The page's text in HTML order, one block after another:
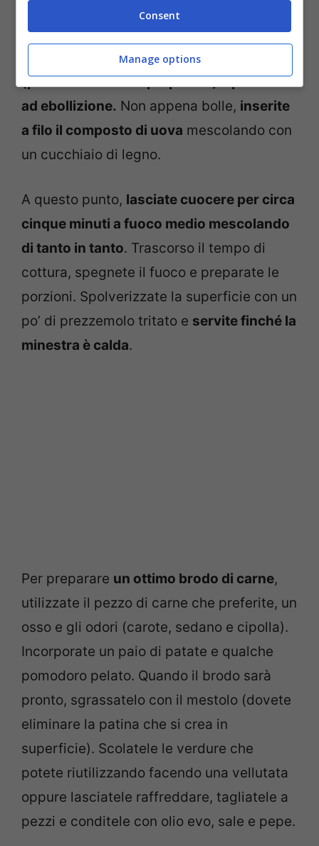
pepe e lavorate finché gli ingredienti non
sono bene amalgamati tra loro. Ora,
mettete sul fuoco il brodo di carne
(precedentemente preparato) e portatelo
ad ebollizione. Non appena bolle, inserite
a filo il composto di uova mescolando con
un cucchiaio di legno.
A questo punto, lasciate cuocere per circa
cinque minuti a fuoco medio mescolando
di tanto in tanto. Trascorso il tempo di
cottura, spegnete il fuoco e preparate le
porzioni. Spolverizzate la superficie con un
po’ di prezzemolo tritato e servite finché la
minestra è calda.
Per preparare un ottimo brodo di carne,
utilizzate il pezzo di carne che preferite, un
osso e gli odori (carote, sedano e cipolla).
Incorporate un paio di patate e qualche
pomodoro pelato. Quando il brodo sarà
pronto, sgrassatelo con il mestolo (dovete
eliminare la patina che si crea in
superficie). Scolatele le verdure che
potete riutilizzando facendo una vellutata
oppure lasciatele raffreddare, tagliatele a
pezzi e conditele con olio evo, sale e pepe.
Consent
Manage options